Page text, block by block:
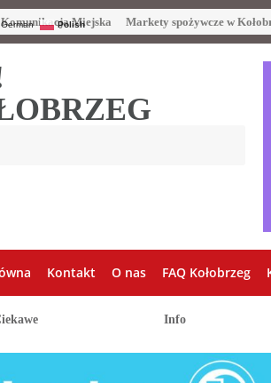
Komunikacja Miejska Markety spożywcze w
Kontakt O nas FAQ Kołobrzeg
Info
German Polish